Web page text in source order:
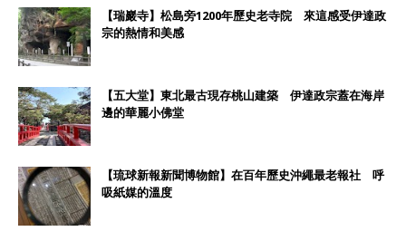
【瑞巖寺】松島旁1200年歷史老寺院 來這感受伊達政
宗的熱情和美感
【五大堂】東北最古現存桃山建築 伊達政宗蓋在海岸
邊的華麗小佛堂
【琉球新報新聞博物館】在百年歷史沖繩最老報社 呼
吸紙媒的溫度